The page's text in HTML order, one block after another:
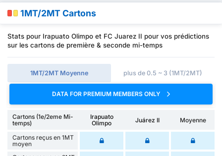
1MT/2MT Cartons
Stats pour Irapuato Olimpo et FC Juarez II pour vos prédictions
sur les cartons de première & seconde mi-temps
1MT/2MT Moyenne plus de 0.5 ~ 3 (1MT/2MT)
DATA FOR PREMIUM MEMBERS ONLY
Cartons (1e/2eme Mi-
temps)
Irapuato
Olimpo
Juárez II Moyenne
Cartons reçus en 1MT
moyen